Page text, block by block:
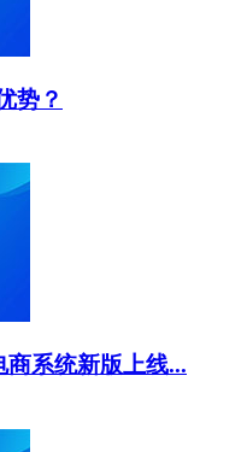
势？
系统新版上线...